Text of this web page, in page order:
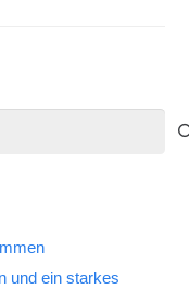
und ein starkes